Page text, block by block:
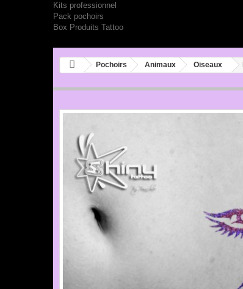
Kits professionnel
Pack pochoirs
Box Produits Tattoo
Pochoirs Animaux Oiseaux